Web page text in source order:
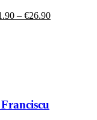
– €26.90Current